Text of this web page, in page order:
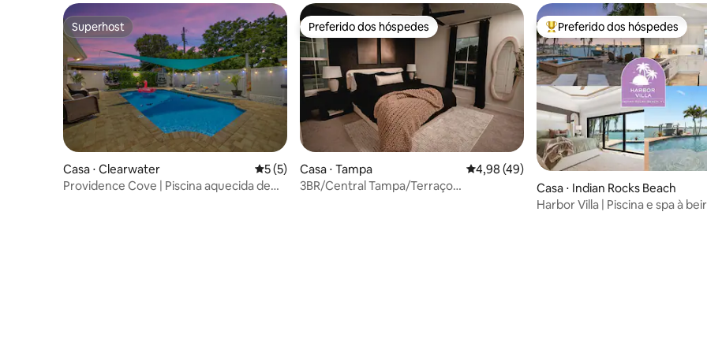
Superhost
Superhost
Casa ⋅ Clearwater 5 de uma avaliação média de 5, 5 avaliações
5 (5)
Providence Cove | Piscina aquecida de
Preferido dos hóspedes
Preferido dos hóspedes
Casa ⋅ Tampa 4,98 de uma avaliação média de 5, 49
4,98 (49)
3BR/Central Tampa/Terraço
Entre os melhores preferidos
Preferido dos hóspedes
Casa ⋅ Indian Rocks Beach
Harbor Villa | Piscina e spa à